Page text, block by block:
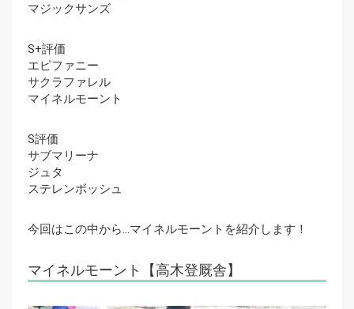
マジックサンズ
S+評価
エピファニー
サクラファレル
マイネルモーント
S評価
サブマリーナ
ジュタ
ステレンボッシュ
今回はこの中から…マイネルモーントを紹介します！
マイネルモーント【高木登厩舎】